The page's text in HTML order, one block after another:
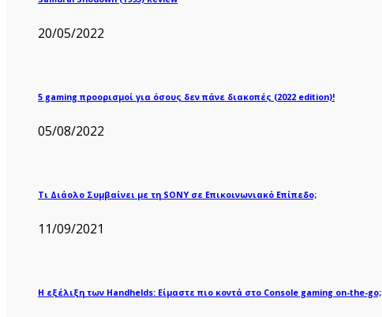
20/05/2022
5 gaming προορισμοί για όσους δεν πάνε διακοπές (2022 edition)!
05/08/2022
Τι Διάολο Συμβαίνει με τη SONY σε Επικοινωνιακό Επίπεδο;
11/09/2021
Η εξέλιξη των Handhelds: Είμαστε πιο κοντά στο Console gaming on-the-go;